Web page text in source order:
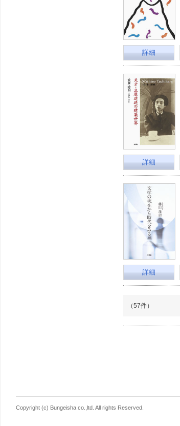
詳細
詳細
詳細
（57件）
Copyright (c) Bungeisha co.,ltd. All rights Reserved.